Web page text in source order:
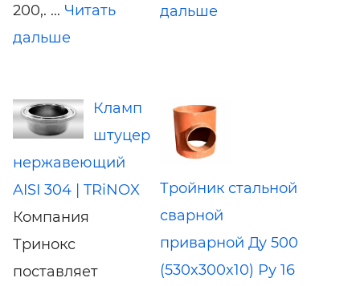
200,. ... Читать
дальше
дальше
Кламп
штуцер
нержавеющий
AISI 304 | TRiNOX
Компания
Тринокс
поставляет
Тройник стальной
сварной
приварной Ду 500
(530x300x10) Ру 16